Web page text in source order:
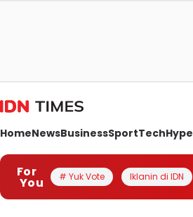
HomeNewsBusinessSportTechHype
For
You # Yuk Vote Iklanin di IDN